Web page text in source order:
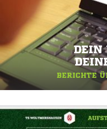
DEIN
BERICHTE